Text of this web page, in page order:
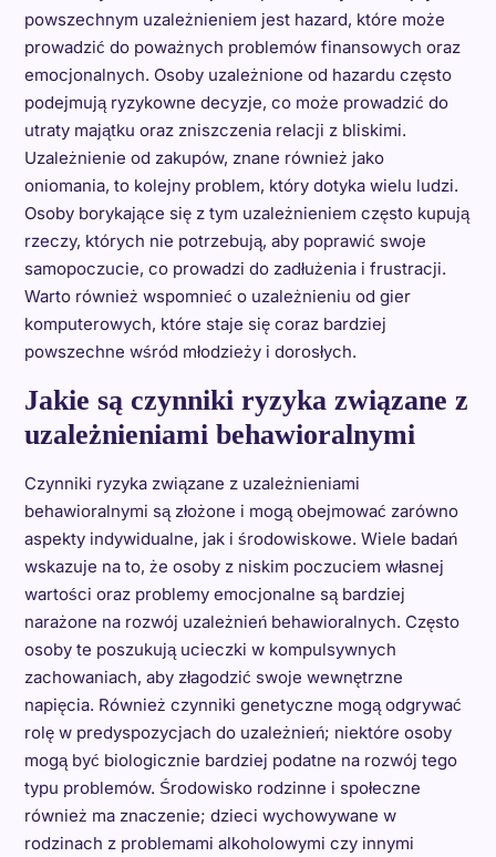
powszechnym uzależnieniem jest hazard, które może
prowadzić do poważnych problemów finansowych oraz
emocjonalnych. Osoby uzależnione od hazardu często
podejmują ryzykowne decyzje, co może prowadzić do
utraty majątku oraz zniszczenia relacji z bliskimi.
Uzależnienie od zakupów, znane również jako
oniomania, to kolejny problem, który dotyka wielu ludzi.
Osoby borykające się z tym uzależnieniem często kupują
rzeczy, których nie potrzebują, aby poprawić swoje
samopoczucie, co prowadzi do zadłużenia i frustracji.
Warto również wspomnieć o uzależnieniu od gier
komputerowych, które staje się coraz bardziej
powszechne wśród młodzieży i dorosłych.
Jakie są czynniki ryzyka związane z
uzależnieniami behawioralnymi
Czynniki ryzyka związane z uzależnieniami
behawioralnymi są złożone i mogą obejmować zarówno
aspekty indywidualne, jak i środowiskowe. Wiele badań
wskazuje na to, że osoby z niskim poczuciem własnej
wartości oraz problemy emocjonalne są bardziej
narażone na rozwój uzależnień behawioralnych. Często
osoby te poszukują ucieczki w kompulsywnych
zachowaniach, aby złagodzić swoje wewnętrzne
napięcia. Również czynniki genetyczne mogą odgrywać
rolę w predyspozycjach do uzależnień; niektóre osoby
mogą być biologicznie bardziej podatne na rozwój tego
typu problemów. Środowisko rodzinne i społeczne
również ma znaczenie; dzieci wychowywane w
rodzinach z problemami alkoholowymi czy innymi